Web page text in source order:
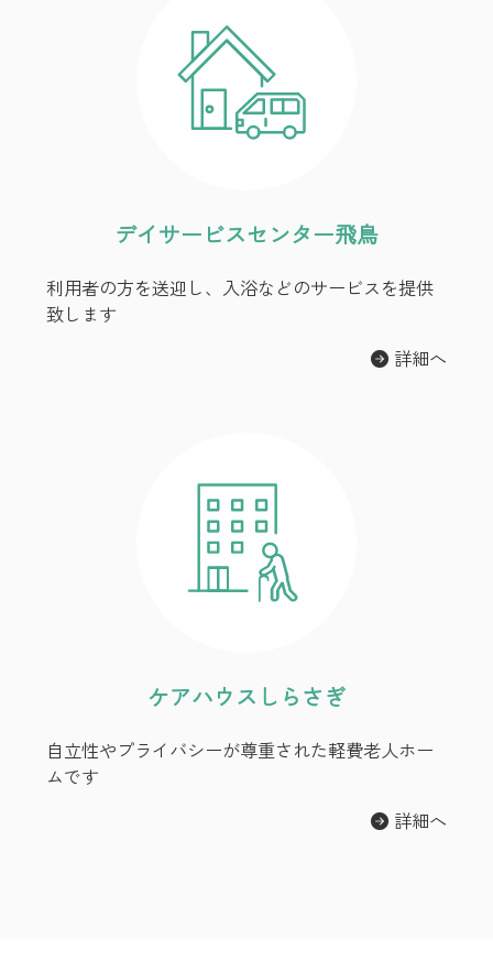
デイサービスセンター飛鳥
利用者の方を送迎し、入浴などのサービスを提供
致します
詳細へ
ケアハウスしらさぎ
自立性やプライバシーが尊重された軽費老人ホー
ムです
詳細へ